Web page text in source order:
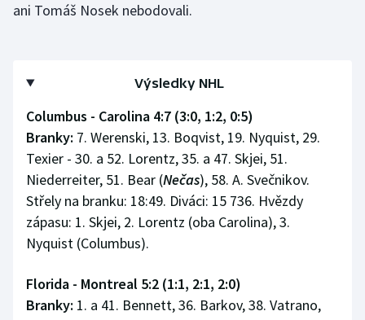
ani Tomáš Nosek nebodovali.
Výsledky NHL
Columbus - Carolina 4:7 (3:0, 1:2, 0:5)
Branky: 7. Werenski, 13. Boqvist, 19. Nyquist, 29.
Texier - 30. a 52. Lorentz, 35. a 47. Skjei, 51.
Niederreiter, 51. Bear (Nečas), 58. A. Svečnikov.
Střely na branku: 18:49. Diváci: 15 736. Hvězdy
zápasu: 1. Skjei, 2. Lorentz (oba Carolina), 3.
Nyquist (Columbus).
Florida - Montreal 5:2 (1:1, 2:1, 2:0)
Branky: 1. a 41. Bennett, 36. Barkov, 38. Vatrano,